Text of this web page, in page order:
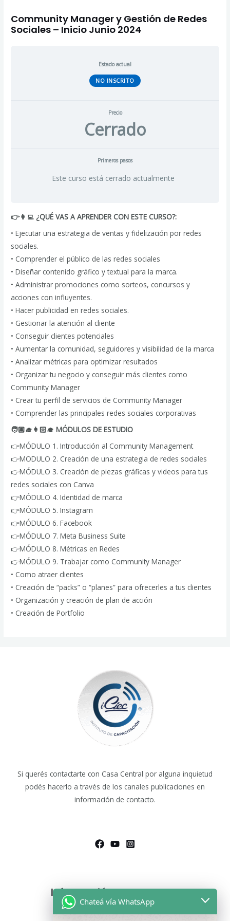
Community Manager y Gestión de Redes
Sociales – Inicio Junio 2024
Estado actual
NO INSCRITO
Precio
Cerrado
Primeros pasos
Este curso está cerrado actualmente
👉👩‍💻 ¿QUÉ VAS A APRENDER CON ESTE CURSO?:
• Ejecutar una estrategia de ventas y fidelización por redes
sociales.
• Comprender el público de las redes sociales
• Diseñar contenido gráfico y textual para la marca.
• Administrar promociones como sorteos, concursos y
acciones con influyentes.
• Hacer publicidad en redes sociales.
• Gestionar la atención al cliente
• Conseguir clientes potenciales
• Aumentar la comunidad, seguidores y visibilidad de la marca
• Analizar métricas para optimizar resultados
• Organizar tu negocio y conseguir más clientes como
Community Manager
• Crear tu perfil de servicios de Community Manager
• Comprender las principales redes sociales corporativas
🧑🏼‍🎓👩🏻‍🎓 MÓDULOS DE ESTUDIO
👉MÓDULO 1. Introducción al Community Management
👉MODULO 2. Creación de una estrategia de redes sociales
👉MÓDULO 3. Creación de piezas gráficas y videos para tus
redes sociales con Canva
👉MÓDULO 4. Identidad de marca
👉MÓDULO 5. Instagram
👉MÓDULO 6. Facebook
👉MÓDULO 7. Meta Business Suite
👉MÓDULO 8. Métricas en Redes
👉MÓDULO 9. Trabajar como Community Manager
• Como atraer clientes
• Creación de “packs” o “planes” para ofrecerles a tus clientes
• Organización y creación de plan de acción
• Creación de Portfolio
Si querés contactarte con Casa Central por alguna inquietud
podés hacerlo a través de los canales publicaciones en
información de contacto.
Información de Contacto
Asesoras Educativas
Chateá vía WhatsApp